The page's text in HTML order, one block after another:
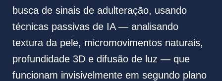
busca de sinais de adulteração, usando
técnicas passivas de IA — analisando
textura da pele, micromovimentos naturais,
profundidade 3D e difusão de luz — que
funcionam invisivelmente em segundo plano